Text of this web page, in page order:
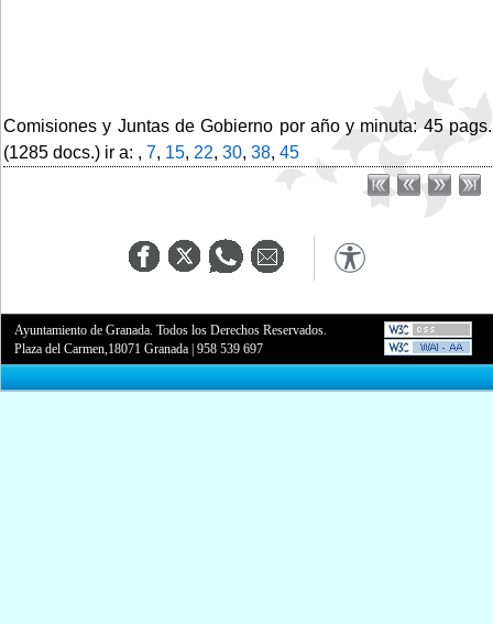
Comisiones y Juntas de Gobierno por año y minuta: 45 pags.
(1285 docs.) ir a: , 7, 15, 22, 30, 38, 45
Ayuntamiento de Granada. Todos los Derechos Reservados.
Plaza del Carmen,18071 Granada |958 539 697